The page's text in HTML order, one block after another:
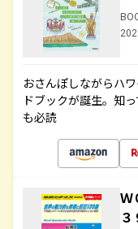
おさんぽしながらハ
ドブックが誕生。知
も必読
Ｗ